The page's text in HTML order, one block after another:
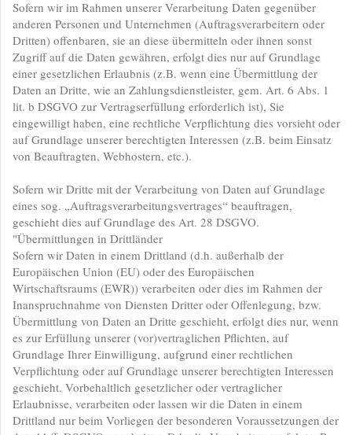
Sofern wir im Rahmen unserer Verarbeitung Daten gegenüber
anderen Personen und Unternehmen (Auftragsverarbeitern oder
Dritten) offenbaren, sie an diese übermitteln oder ihnen sonst
Zugriff auf die Daten gewähren, erfolgt dies nur auf Grundlage
einer gesetzlichen Erlaubnis (z.B. wenn eine Übermittlung der
Daten an Dritte, wie an Zahlungsdienstleister, gem. Art. 6 Abs. 1
lit. b DSGVO zur Vertragserfüllung erforderlich ist), Sie
eingewilligt haben, eine rechtliche Verpflichtung dies vorsieht oder
auf Grundlage unserer berechtigten Interessen (z.B. beim Einsatz
von Beauftragten, Webhostern, etc.).
Sofern wir Dritte mit der Verarbeitung von Daten auf Grundlage
eines sog. „Auftragsverarbeitungsvertrages“ beauftragen,
geschieht dies auf Grundlage des Art. 28 DSGVO.
"Übermittlungen in Drittländer
Sofern wir Daten in einem Drittland (d.h. außerhalb der
Europäischen Union (EU) oder des Europäischen
Wirtschaftsraums (EWR)) verarbeiten oder dies im Rahmen der
Inanspruchnahme von Diensten Dritter oder Offenlegung, bzw.
Übermittlung von Daten an Dritte geschieht, erfolgt dies nur, wenn
es zur Erfüllung unserer (vor)vertraglichen Pflichten, auf
Grundlage Ihrer Einwilligung, aufgrund einer rechtlichen
Verpflichtung oder auf Grundlage unserer berechtigten Interessen
geschieht. Vorbehaltlich gesetzlicher oder vertraglicher
Erlaubnisse, verarbeiten oder lassen wir die Daten in einem
Drittland nur beim Vorliegen der besonderen Voraussetzungen der